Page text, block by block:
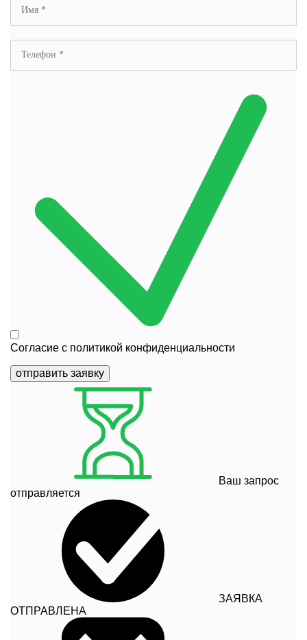
Согласие с политикой конфиденциальности
отправить заявку
Ваш запрос
отправляется
ЗАЯВКА
ОТПРАВЛЕНА